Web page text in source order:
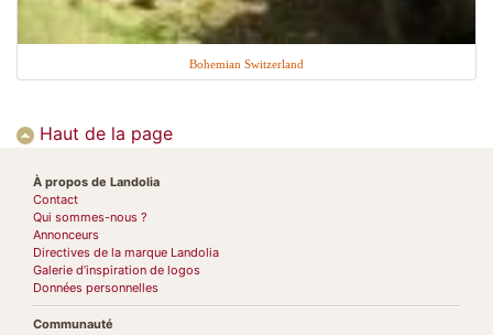
Bohemian Switzerland
Haut de la page
À propos de Landolia
Contact
Qui sommes-nous ?
Annonceurs
Directives de la marque Landolia
Galerie d’inspiration de logos
Données personnelles
Communauté